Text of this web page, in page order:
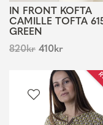
IN FRONT KOFTA
CAMILLE TOFTA
GREEN
820kr 410kr